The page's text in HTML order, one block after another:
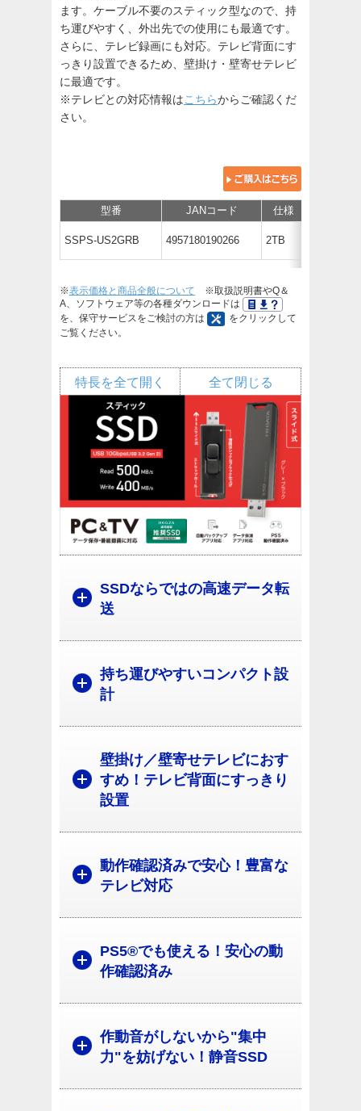
ます。ケーブル不要のスティック型なので、持
ち運びやすく、外出先での使用にも最適です。
さらに、テレビ録画にも対応。テレビ背面にす
っきり設置できるため、壁掛け・壁寄せテレビ
に最適です。
※テレビとの対応情報はこちらからご確認くだ
さい。
型番 JANコード 仕様
SSPS-US2GRB 4957180190266 2TB
※表示価格と商品全般について ※取扱説明書やQ＆
A、ソフトウェア等の各種ダウンロードは
を、保守サービスをご検討の方は
をクリックして
ご覧ください。
全て閉じる
特長を全て開く
SSDならではの高速データ転
送
持ち運びやすいコンパクト設
計
壁掛け／壁寄せテレビにおす
すめ！テレビ背面にすっきり
設置
動作確認済みで安心！豊富な
テレビ対応
PS5®でも使える！安心の動
作確認済み
作動音がしないから"集中
力"を妨げない！静音SSD